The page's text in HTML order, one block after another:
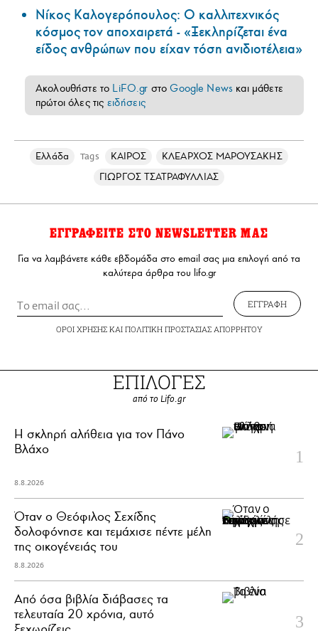
Νίκος Καλογερόπουλος: Ο καλλιτεχνικός
κόσμος τον αποχαιρετά - «Ξεκληρίζεται ένα
είδος ανθρώπων που είχαν τόση ανιδιοτέλεια»
Ακολουθήστε το LiFO.gr στοGoogle News και μάθετε
πρώτοι όλες τις ειδήσεις
Ελλάδα Tags ΚΑΙΡΟΣ
ΚΛΕΑΡΧΟΣ ΜΑΡΟΥΣΑΚΗΣ
ΓΙΩΡΓΟΣ ΤΣΑΤΡΑΦΥΛΛΙΑΣ
ΕΓΓΡΑΦΕΙΤΕ ΣΤΟ NEWSLETTER ΜΑΣ
Για να λαμβάνετε κάθε εβδομάδα στο email σας μια επιλογή από τα
καλύτερα άρθρα του lifo.gr
ΕΓΓΡΑΦΗ
ΟΡΟΙ ΧΡΗΣΗΣΚΑΙ ΠΟΛΙΤΙΚΗ ΠΡΟΣΤΑΣΙΑΣ ΑΠΟΡΡΗΤΟΥ
ΕΠΙΛΟΓΕΣ
από το Lifo.gr
H σκληρή αλήθεια για τον Πάνο
Βλάχο
8.8.2026
Όταν ο Θεόφιλος Σεχίδης
δολοφόνησε και τεμάχισε πέντε μέλη
της οικογένειάς του
8.8.2026
Από όσα βιβλία διάβασες τα
τελευταία 20 χρόνια, αυτό